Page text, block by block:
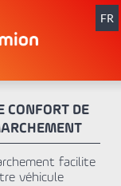
FR
CONFORT DE
facilite
véhicule